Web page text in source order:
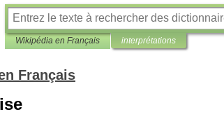
Wikipédia en Français interprétations
Français